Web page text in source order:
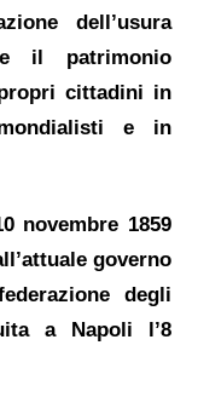
dell’usura
il patrimonio
cittadini in
e in
novembre 1859
governo
degli
a Napoli l’8